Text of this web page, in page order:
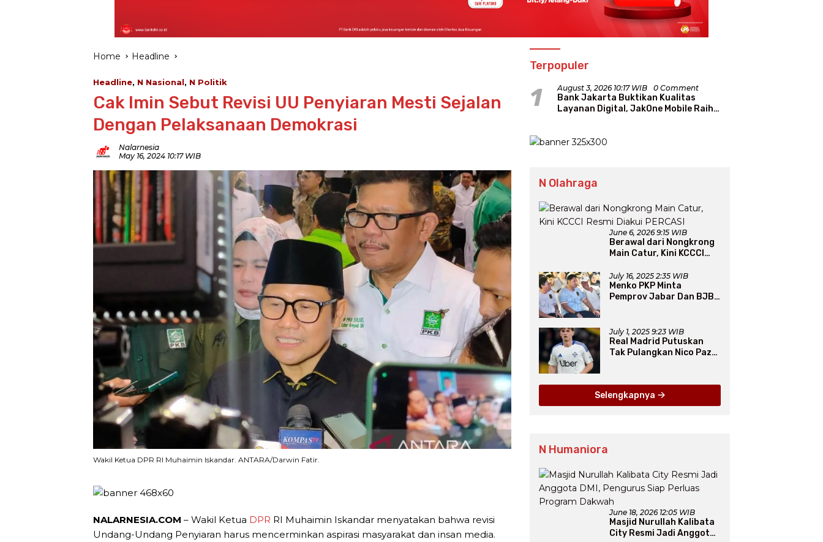
Home Headline
Headline, N Nasional, N Politik
Cak Imin Sebut Revisi UU Penyiaran Mesti Sejalan
Dengan Pelaksanaan Demokrasi
Nalarnesia
May 16, 2024 10:17 WIB
Wakil Ketua DPR RI Muhaimin Iskandar. ANTARA/Darwin Fatir.
NALARNESIA.COM – Wakil Ketua DPR RI Muhaimin Iskandar menyatakan bahwa revisi
Undang-Undang Penyiaran harus mencerminkan aspirasi masyarakat dan insan media.
Terpopuler
1 August 3, 2026 10:17 WIB 0 Comment
Bank Jakarta Buktikan Kualitas
Layanan Digital, JakOne Mobile Raih
N Olahraga
June 6, 2026 9:15 WIB
Berawal dari Nongkrong
Main Catur, Kini KCCCI
July 16, 2025 2:35 WIB
Menko PKP Minta
Pemprov Jabar Dan BJB
July 1, 2025 9:23 WIB
Real Madrid Putuskan
Tak Pulangkan Nico Paz
Selengkapnya
N Humaniora
June 18, 2026 12:05 WIB
Masjid Nurullah Kalibata
City Resmi Jadi Anggota